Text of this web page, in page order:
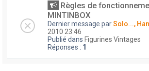
Règles de
MINTINBOX
Dernier message parSolo...,
2010 23:46
Publié dans Figurines Vintages
Réponses : 1